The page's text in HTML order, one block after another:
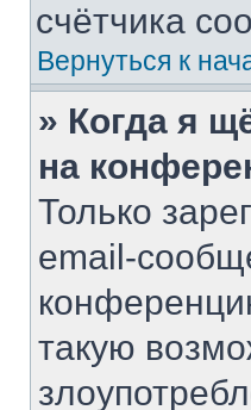
счётчика
Вернуться к
» Когда я
на
Только
email-
такую